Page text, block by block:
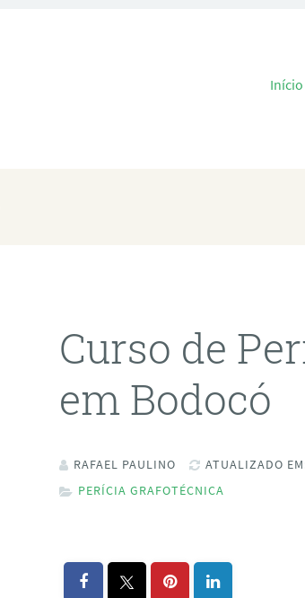
Pular
Início
Curso de
em Bodocó
RAFAEL PAULINO
ATUALIZADO
PERÍCIA GRAFOTÉCNICA